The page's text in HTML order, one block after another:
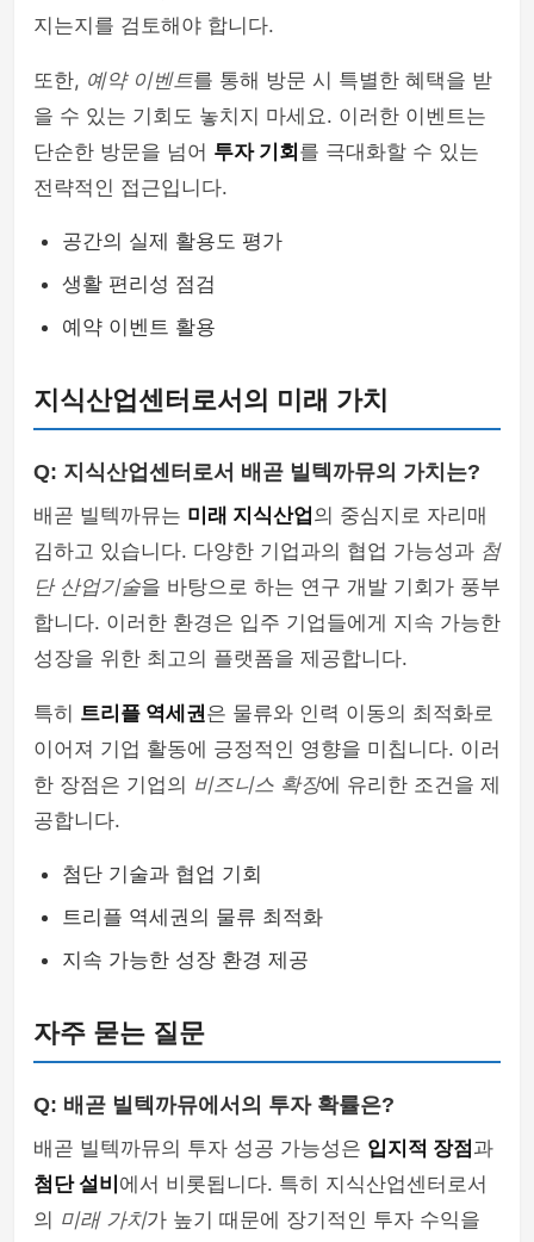
지는지를 검토해야 합니다.
또한, 예약 이벤트를 통해 방문 시 특별한 혜택을 받
을 수 있는 기회도 놓치지 마세요. 이러한 이벤트는
단순한 방문을 넘어 투자 기회 를 극대화할 수 있는
전략적인 접근입니다.
공간의 실제 활용도 평가
생활 편리성 점검
예약 이벤트 활용
지식산업센터로서의 미래 가치
Q: 지식산업센터로서 배곧 빌텍까뮤의 가치는?
배곧 빌텍까뮤는 미래 지식산업 의 중심지로 자리매
김하고 있습니다. 다양한 기업과의 협업 가능성과 첨
단 산업기술을 바탕으로 하는 연구 개발 기회가 풍부
합니다. 이러한 환경은 입주 기업들에게 지속 가능한
성장을 위한 최고의 플랫폼을 제공합니다.
특히 트리플 역세권은 물류와 인력 이동의 최적화로
이어져 기업 활동에 긍정적인 영향을 미칩니다. 이러
한 장점은 기업의 비즈니스 확장에 유리한 조건을 제
공합니다.
첨단 기술과 협업 기회
트리플 역세권의 물류 최적화
지속 가능한 성장 환경 제공
자주 묻는 질문
Q: 배곧 빌텍까뮤에서의 투자 확률은?
배곧 빌텍까뮤의 투자 성공 가능성은 입지적 장점과
첨단 설비 에서 비롯됩니다. 특히 지식산업센터로서
의 미래 가치가 높기 때문에 장기적인 투자 수익을